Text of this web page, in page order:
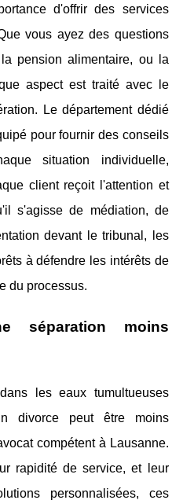
d'offrir des services
vous ayez des questions
pension alimentaire, ou la
aspect est traité avec le
Le département dédié
pour fournir des conseils
situation individuelle,
client reçoit l'attention et
s'agisse de médiation, de
devant le tribunal, les
à défendre les intérêts de
du processus.
séparation moins
les eaux tumultueuses
divorce peut être moins
compétent à Lausanne.
rapidité de service, et leur
personnalisées, ces